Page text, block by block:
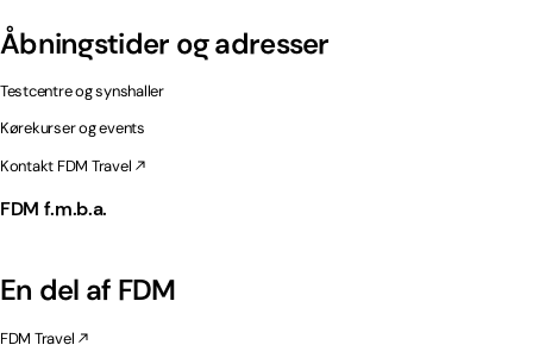
Åbningstider og adresser
Testcentre og synshaller
Kørekurser og events
Kontakt FDM Travel
FDM f.m.b.a.
En del af FDM
FDM Travel